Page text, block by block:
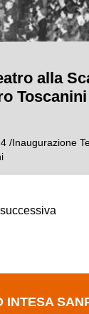
alla
Toscanini
/Inaugurazione
successiva
INTESA